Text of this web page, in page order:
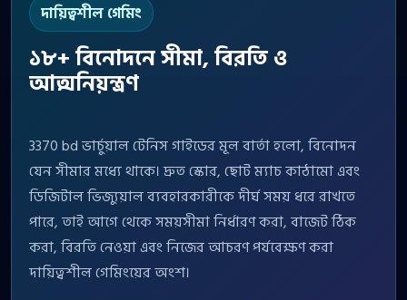
দায়িত্বশীল গেমিং
১৮+ বিনোদনে সীমা, বিরতি ও
আত্মনিয়ন্ত্রণ
3370 bd ভার্চুয়াল টেনিস গাইডের মূল বার্তা হলো, বিনোদন
যেন সীমার মধ্যে থাকে। দ্রুত স্কোর, ছোট ম্যাচ কাঠামো এবং
ডিজিটাল ভিজ্যুয়াল ব্যবহারকারীকে দীর্ঘ সময় ধরে রাখতে
পারে, তাই আগে থেকে সময়সীমা নির্ধারণ করা, বাজেট ঠিক
করা, বিরতি নেওয়া এবং নিজের আচরণ পর্যবেক্ষণ করা
দায়িত্বশীল গেমিংয়ের অংশ।